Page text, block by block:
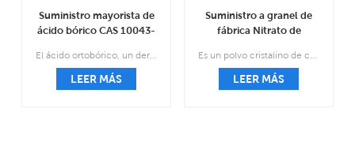
Suministro mayorista de
ácido bórico CAS 10043-
LEER MÁS
Suministro a granel de
fábrica Nitrato de
87-7
LEER MÁS